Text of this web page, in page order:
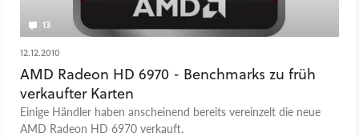
13
12.12.2010
AMD Radeon HD 6970 - Benchmarks zu früh
verkaufter Karten
Einige Händler haben anscheinend bereits vereinzelt die neue
AMD Radeon HD 6970 verkauft.